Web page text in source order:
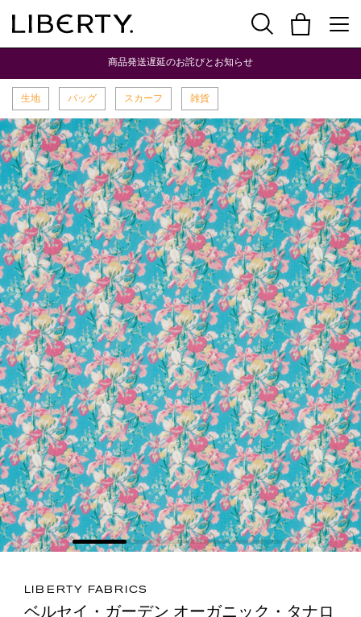
商品発送遅延のお詫びとお知らせ
生地 バッグ スカーフ 雑貨
LIBERTY FABRICS
ベルセイ・ガーデン オーガニック・タナロ